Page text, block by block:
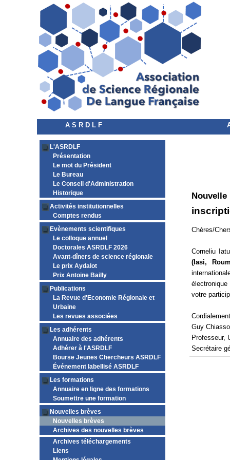
A S R D L F
L'ASRDLF
Présentation
Le mot du Président
Le Bureau
Le Conseil d'Administration
Historique
Activités institutionnelles
Comptes rendus
Evènements scientifiques
Le colloque annuel
Doctorales ASRDLF 2026
Avant-dîners de science régionale
Le prix Aydalot
Prix Antoine Bailly
Publications
La Revue d'Economie Régionale et
Urbaine
Les revues associées
Les adhérents
Annuaire des adhérents
Adhérer à l'ASRDLF
Bourse Jeunes Chercheurs ASRDLF
Événement labellisé ASRDLF
Les formations
Annuaire en ligne des formations
Soumettre une formation
Nouvelles brèves
Nouvelles brèves
Archives des nouvelles brèves
Archives téléchargements
Liens
Nouvelle
Chères/
Corneliu
(Iasi,
votre
Cordialement
Guy
Professeur,
Secrétaire